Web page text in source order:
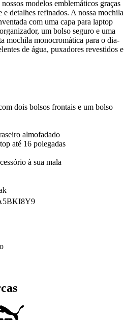
modelos emblemáticos graças
e detalhes refinados. A nossa mochila
com uma capa para laptop
um bolso seguro e uma
mochila monocromática para o dia-
de água, puxadores revestidos e
dois bolsos frontais e um bolso
almofadado
até 16 polegadas
à sua mala